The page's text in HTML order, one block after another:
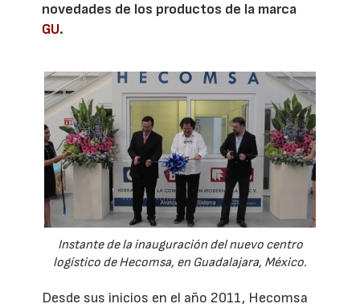
novedades de los productos de la marca
GU.
Instante de la inauguración del nuevo centro
logístico de Hecomsa, en Guadalajara, México.
Desde sus inicios en el año 2011, Hecomsa